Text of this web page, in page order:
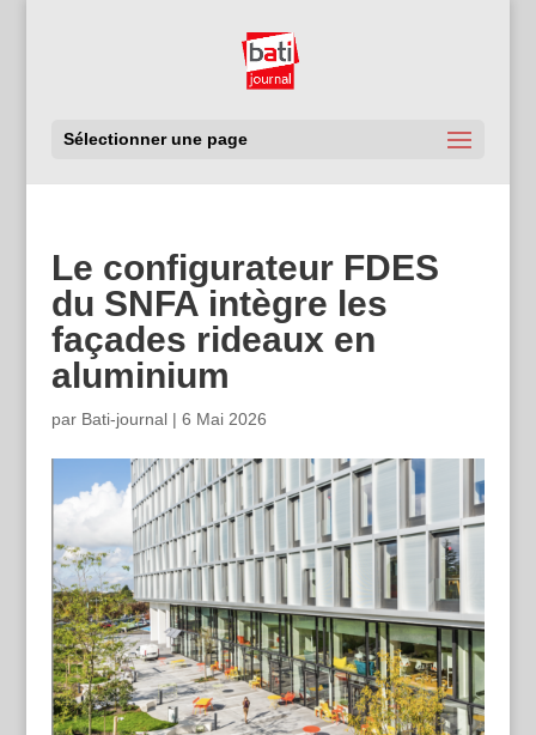
Sélectionner une page
Le configurateur FDES
du SNFA intègre les
façades rideaux en
aluminium
par Bati-journal| 6 Mai 2026